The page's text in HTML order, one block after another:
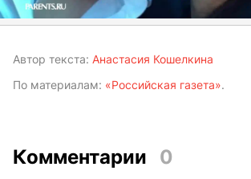
Автор текста: Анастасия Кошелкина
По материалам: «Российская газета».
Комментарии 0